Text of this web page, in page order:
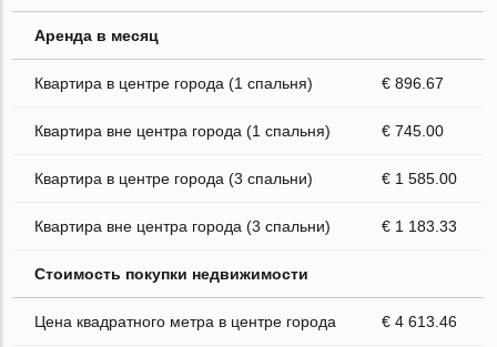
Аренда в месяц
Квартира в центре города (1 спальня) € 896.67
Квартира вне центра города (1 спальня) € 745.00
Квартира в центре города (3 спальни) € 1 585.00
Квартира вне центра города (3 спальни) € 1 183.33
Стоимость покупки недвижимости
Цена квадратного метра в центре города € 4 613.46